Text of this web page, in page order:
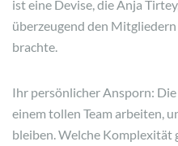
ist eine Devise, die Anja
überzeugend den
brachte.
Ihr persönlicher Ansporn:
einem tollen Team arbeiten,
bleiben. Welche Komplexität